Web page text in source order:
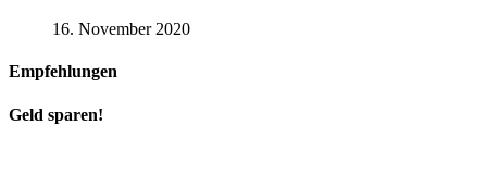
16. November 2020
Empfehlungen
Geld sparen!